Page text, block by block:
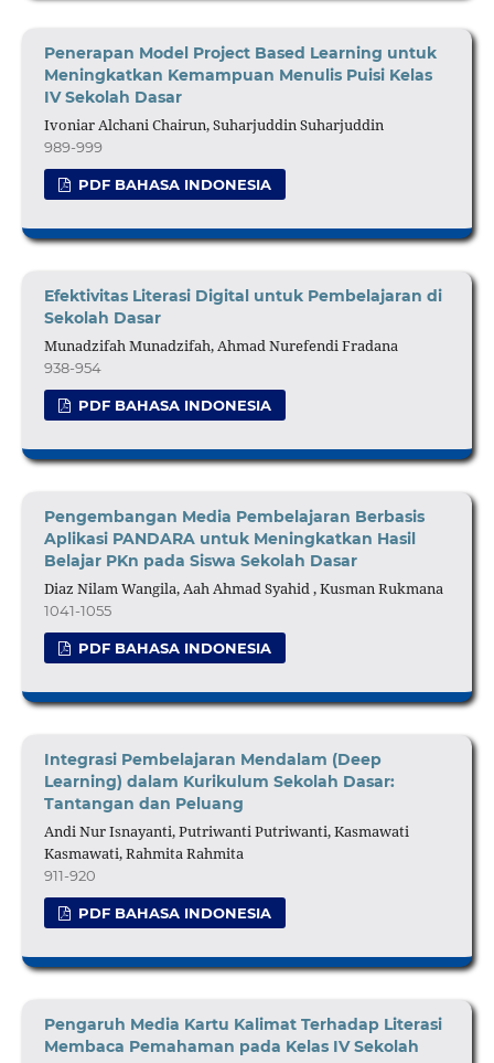
Penerapan Model Project Based Learning untuk
Meningkatkan Kemampuan Menulis Puisi Kelas
IV Sekolah Dasar
Ivoniar Alchani Chairun, Suharjuddin Suharjuddin
989-999
PDF BAHASA INDONESIA
Efektivitas Literasi Digital untuk Pembelajaran di
Sekolah Dasar
Munadzifah Munadzifah, Ahmad Nurefendi Fradana
938-954
PDF BAHASA INDONESIA
Pengembangan Media Pembelajaran Berbasis
Aplikasi PANDARA untuk Meningkatkan Hasil
Belajar PKn pada Siswa Sekolah Dasar
Diaz Nilam Wangila, Aah Ahmad Syahid , Kusman Rukmana
1041-1055
PDF BAHASA INDONESIA
Integrasi Pembelajaran Mendalam (Deep
Learning) dalam Kurikulum Sekolah Dasar:
Tantangan dan Peluang
Andi Nur Isnayanti, Putriwanti Putriwanti, Kasmawati
Kasmawati, Rahmita Rahmita
911-920
PDF BAHASA INDONESIA
Pengaruh Media Kartu Kalimat Terhadap Literasi
Membaca Pemahaman pada Kelas IV Sekolah